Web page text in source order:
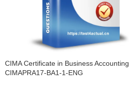
CIMA Certificate in Business Accounting
CIMAPRA17-BA1-1-ENG